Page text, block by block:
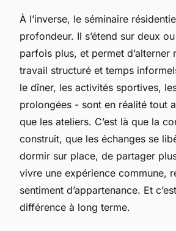
À l’inverse, le séminaire
profondeur. Il s’étend sur deux
parfois plus, et permet d’alterner
travail structuré et temps
le dîner, les activités sportives,
prolongées - sont en réalité tout
que les ateliers. C’est là que la
construit, que les échanges se
dormir sur place, de partager
vivre une expérience commune,
sentiment d’appartenance. Et
différence à long terme.